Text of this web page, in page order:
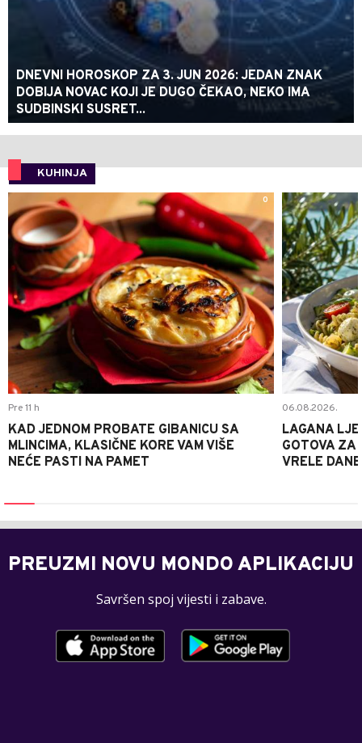
DNEVNI HOROSKOP ZA 3. JUN 2026: JEDAN ZNAK
DOBIJA NOVAC KOJI JE DUGO ČEKAO, NEKO IMA
SUDBINSKI SUSRET...
KUHINJA
0
Pre 11 h
KAD JEDNOM PROBATE GIBANICU SA
MLINCIMA, KLASIČNE KORE VAM VIŠE
NEĆE PASTI NA PAMET
06.08.2026.
LAGANA
GOTOVA ZA
VRELE DANE
PREUZMI NOVU MONDO APLIKACIJU
Savršen spoj vijesti i zabave.